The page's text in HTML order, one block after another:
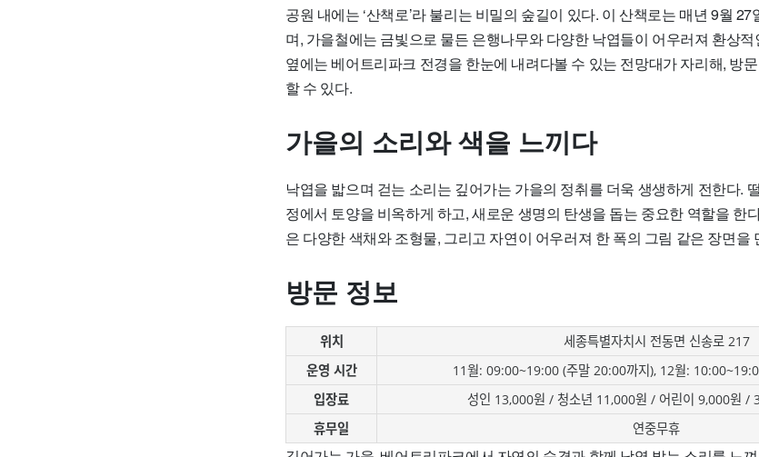
공원 내에는 ‘산책로’라 불리는 비밀의 숲길이 있다. 이 산책로는 매년 9월
며, 가을철에는 금빛으로 물든 은행나무와 다양한 낙엽들이 어우러져 환상
옆에는 베어트리파크 전경을 한눈에 내려다볼 수 있는 전망대가 자리해, 방
할 수 있다.
가을의 소리와 색을 느끼다
낙엽을 밟으며 걷는 소리는 깊어가는 가을의 정취를 더욱 생생하게 전한다.
정에서 토양을 비옥하게 하고, 새로운 생명의 탄생을 돕는 중요한 역할을 한
은 다양한 색채와 조형물, 그리고 자연이 어우러져 한 폭의 그림 같은 장면을
방문 정보
위치
세종특별자치시 전동면 신송로 217
운영 시간
11월: 09:00~19:00 (주말 20:00까지), 12월:
입장료
성인 13,000원 / 청소년 11,000원 / 어린이 9,000원 /
휴무일
연중무휴